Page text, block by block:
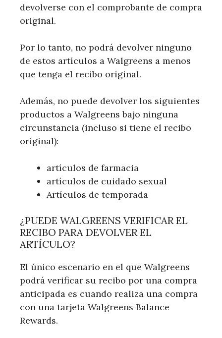
devolverse con el comprobante de compra
original.
Por lo tanto, no podrá devolver ninguno
de estos artículos a Walgreens a menos
que tenga el recibo original.
Además, no puede devolver los siguientes
productos a Walgreens bajo ninguna
circunstancia (incluso si tiene el recibo
original):
artículos de farmacia
artículos de cuidado sexual
Artículos de temporada
¿PUEDE WALGREENS VERIFICAR EL
RECIBO PARA DEVOLVER EL
ARTÍCULO?
El único escenario en el que Walgreens
podrá verificar su recibo por una compra
anticipada es cuando realiza una compra
con una tarjeta Walgreens Balance
Rewards.